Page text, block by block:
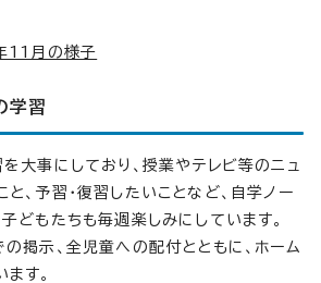
月の様子
学習
大事にしており、授業やテレビ等のニュ
、予習・復習したいことなど、自学ノー
子どもたちも毎週楽しみにしています。
掲示、全児童への配付とともに、ホーム
す。